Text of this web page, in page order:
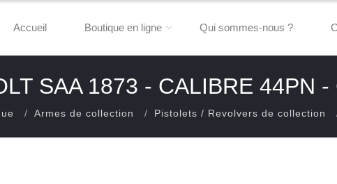
Accueil Boutique en ligne Qui sommes-nous ?
SAA 1873 - CALIBRE 44PN
Armes de collection Pistolets / Revolvers de collection